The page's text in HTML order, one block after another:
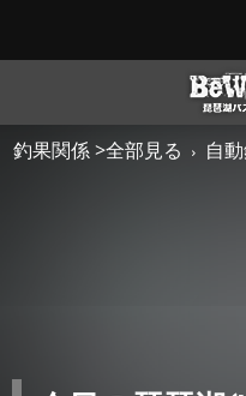
釣果関係 >全部見る 自